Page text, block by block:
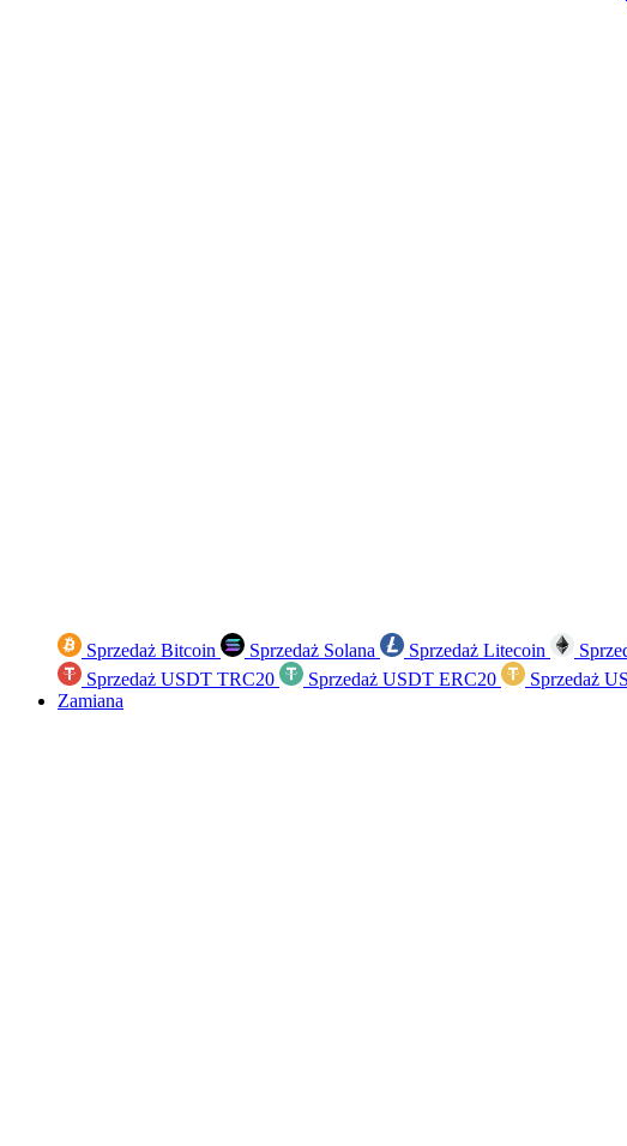
Sprzedaż Bitcoin Sprzedaż Solana Sprzedaż Litecoin
Sprzedaż USDT TRC20
Sprzedaż USDT ERC20 Sprzedaż
Zamiana